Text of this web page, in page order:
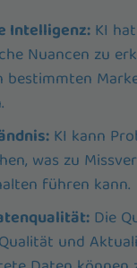
Intelligenz:KI
Nuancen zu
bestimmten
KI kann
was zu
führen kann.
Die
und